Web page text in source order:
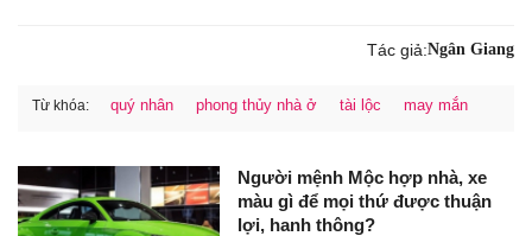
Tác giả:Ngân Giang
Từ khóa: quý nhân phong thủy nhà ở tài lộc may mắn
Người mệnh Mộc hợp nhà, xe
màu gì để mọi thứ được thuận
lợi, hanh thông?